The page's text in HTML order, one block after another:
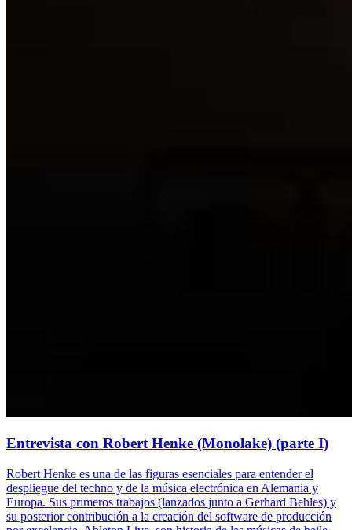
Entrevista con Robert Henke (Monolake) (parte I)
Robert Henke es una de las figuras esenciales para entender el
despliegue del techno y de la música electrónica en Alemania y
Europa. Sus primeros trabajos (lanzados junto a Gerhard Behles) y
su posterior contribución a la creación del software de producción